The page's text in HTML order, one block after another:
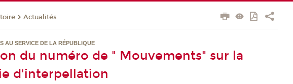
Actualités
AU SERVICE DE LA RÉPUBLIQUE
du numéro de " Mouvements" sur la
d'interpellation